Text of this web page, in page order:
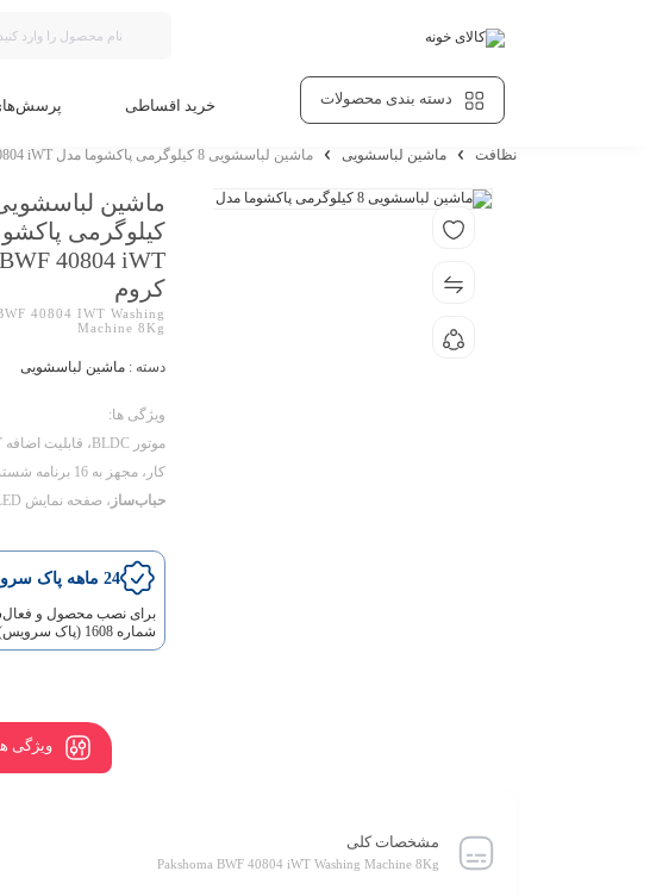
دسته بندی محصولات خرید اقساطی
نظافت ماشین لباسشویی ماشین لباسشویی 8 کیلوگرمی پاکشوما مدل BWF 40804 iWT سفید درب کروم
کیلوگرمی
کروم
40804 IWT Washing
Machine 8Kg
دسته : ماشین لباسشویی
ویژگی ها:
موتور BLDC
، قابلیت
کار، مجهز به 16 برنامه شستشو،
حباب‌ساز ، صفحه نمایش LED
24 ماهه پاک سرویس
برای نصب محصول و
شماره 1608 (پاک سرویس) تماس بگیرید.
ویژگی
مشخصات کلی
Pakshoma BWF 40804 iWT Washing Machine 8Kg